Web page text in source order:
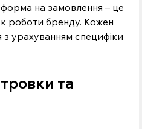
форма на замовлення – це
роботи бренду. Кожен
урахуванням специфіки
та